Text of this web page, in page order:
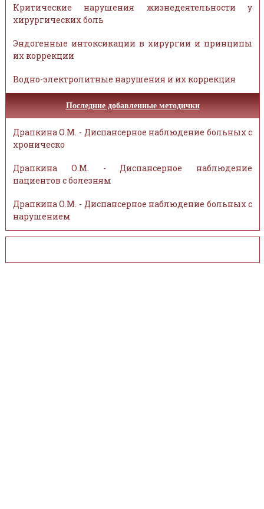
Критические нарушения жизнедеятельности у
хирургических боль
Эндогенные интоксикации в хирургии и принципы
их коррекции
Водно-электролитные нарушения и их коррекция
Последние добавленные методички
Драпкина О.М. - Диспансерное наблюдение больных с
хроническо
Драпкина О.М. - Диспансерное наблюдение
пациентов с болезням
Драпкина О.М. - Диспансерное наблюдение больных с
нарушением